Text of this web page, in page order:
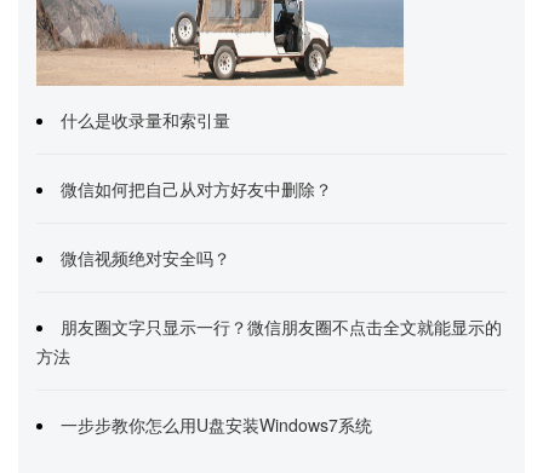
什么是收录量和索引量
微信如何把自己从对方好友中删除？
微信视频绝对安全吗？
朋友圈文字只显示一行？微信朋友圈不点击全文就能显示的
方法
一步步教你怎么用U盘安装Windows7系统